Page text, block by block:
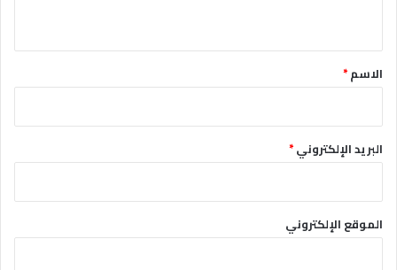
*الاسم*
البريد الإلكتروني*
الموقع الإلكتروني